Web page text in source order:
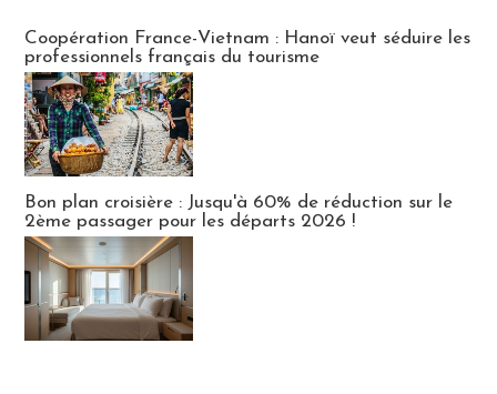
Coopération France-Vietnam : Hanoï veut séduire les
professionnels français du tourisme
Bon plan croisière : Jusqu'à 60% de réduction sur le
2ème passager pour les départs 2026 !